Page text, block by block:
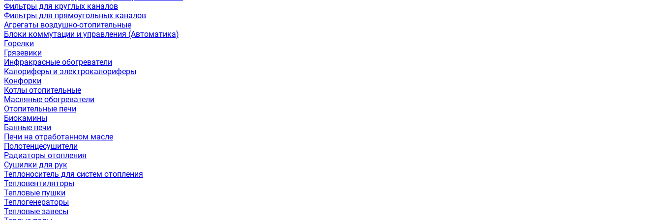
Фильтры для круглых каналов
Фильтры для прямоугольных каналов
Агрегаты воздушно-отопительные
Блоки коммутации и управления (Автоматика)
Горелки
Грязевики
Инфракрасные обогреватели
Калориферы и электрокалориферы
Конфорки
Котлы отопительные
Масляные обогреватели
Отопительные печи
Биокамины
Банные печи
Печи на отработанном масле
Полотенцесушители
Радиаторы отопления
Сушилки для рук
Теплоноситель для систем отопления
Тепловентиляторы
Тепловые пушки
Теплогенераторы
Тепловые завесы